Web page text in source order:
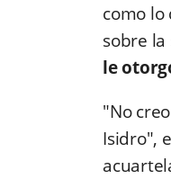
como lo
sobre la
le
"No
Isidro",